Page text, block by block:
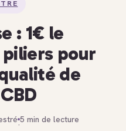
: 1€ le
pour
de
·
5 min de lecture